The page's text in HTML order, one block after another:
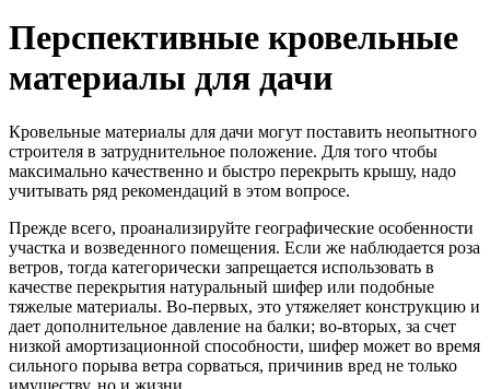
Перспективные кровельные
материалы для дачи
Кровельные материалы для дачи могут поставить неопытного
строителя в затруднительное положение. Для того чтобы
максимально качественно и быстро перекрыть крышу, надо
учитывать ряд рекомендаций в этом вопросе.
Прежде всего, проанализируйте географические особенности
участка и возведенного помещения. Если же наблюдается роза
ветров, тогда категорически запрещается использовать в
качестве перекрытия натуральный шифер или подобные
тяжелые материалы. Во-первых, это утяжеляет конструкцию и
дает дополнительное давление на балки; во-вторых, за счет
низкой амортизационной способности, шифер может во время
сильного порыва ветра сорваться, причинив вред не только
имуществу, но и жизни.